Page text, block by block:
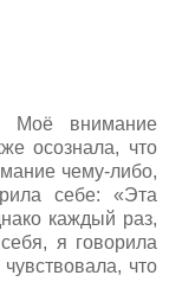
Моё внимание
осознала, что
чему-либо,
себе: «Эта
каждый раз,
я говорила
что